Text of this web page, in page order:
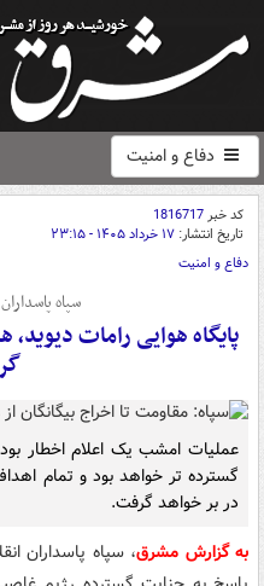
دفاع و امنیت
کد خبر1816717
تاریخ انتشار: ۱۷ خرداد ۱۴۰۵ - ۲۳:۱۵
دفاع و امنیت
سپاه
پایگاه هوایی رامات
عملیات امشب یک اعلام اخطار
گسترده تر خواهد بود و تمام
در بر خواهد گرفت.
به گزارش مشرق، سپاه پاسداران